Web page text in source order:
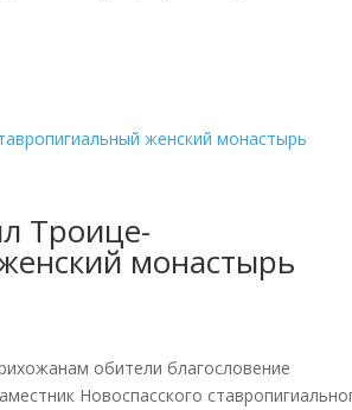
Троице-
монастырь
обители благословение
Новоспасского